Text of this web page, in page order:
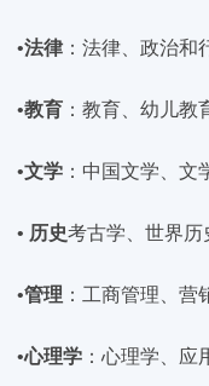
•法律：法律、政治和
•教育 ：教育、幼儿教
•文学 ：中国文学、文
• 历史考古学、世界历
•管理 ：工商管理、营
•心理学 ：心理学、应